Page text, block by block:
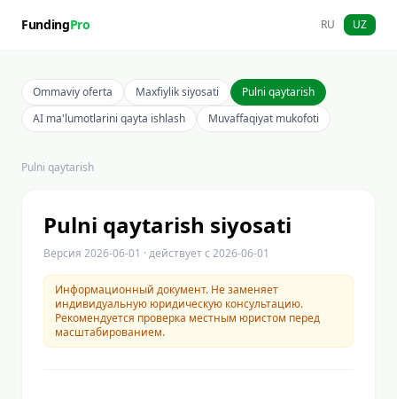
FundingPro RU UZ
Ommaviy oferta Maxfiylik siyosati
Pulni qaytarish
AI ma'lumotlarini qayta ishlash
Muvaffaqiyat mukofoti
Pulni qaytarish
Pulni qaytarish siyosati
Версия 2026-06-01 · действует с 2026-06-01
Информационный документ. Не заменяет
индивидуальную юридическую консультацию.
Рекомендуется проверка местным юристом перед
масштабированием.